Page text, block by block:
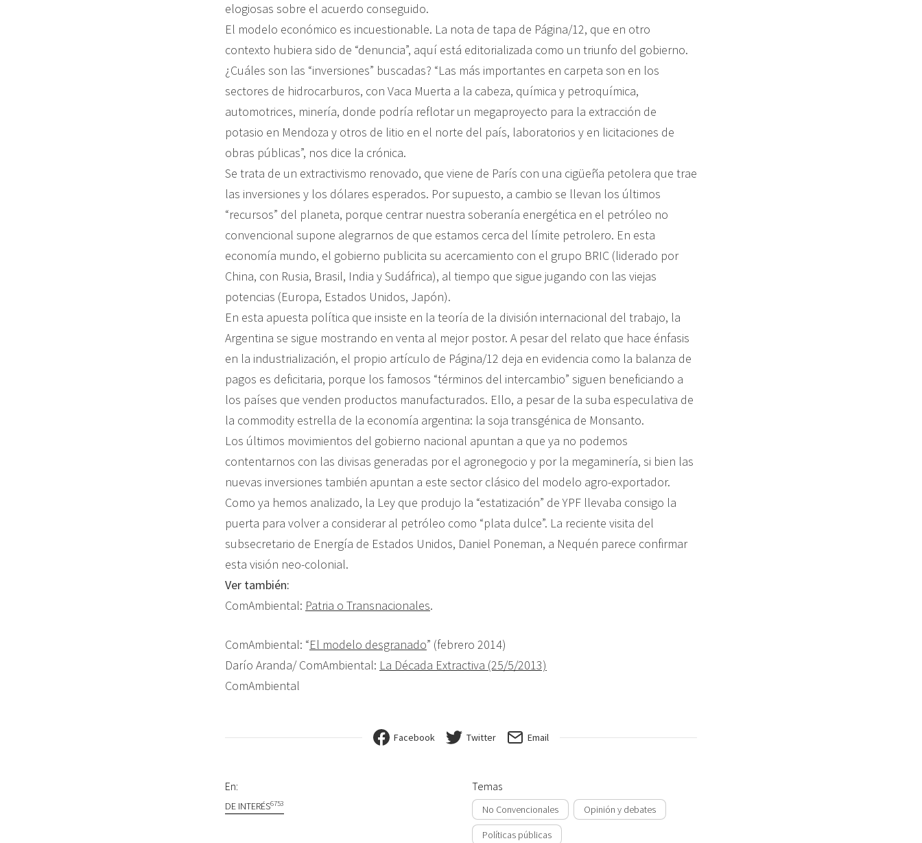
elogiosas sobre el acuerdo conseguido.
El modelo económico es incuestionable. La nota de tapa de Página/12, que en otro
contexto hubiera sido de “denuncia”, aquí está editorializada como un triunfo del gobierno.
¿Cuáles son las “inversiones” buscadas? “Las más importantes en carpeta son en los
sectores de hidrocarburos, con Vaca Muerta a la cabeza, química y petroquímica,
automotrices, minería, donde podría reflotar un megaproyecto para la extracción de
potasio en Mendoza y otros de litio en el norte del país, laboratorios y en licitaciones de
obras públicas”, nos dice la crónica.
Se trata de un extractivismo renovado, que viene de París con una cigüeña petolera que trae
las inversiones y los dólares esperados. Por supuesto, a cambio se llevan los últimos
“recursos” del planeta, porque centrar nuestra soberanía energética en el petróleo no
convencional supone alegrarnos de que estamos cerca del límite petrolero. En esta
economía mundo, el gobierno publicita su acercamiento con el grupo BRIC (liderado por
China, con Rusia, Brasil, India y Sudáfrica), al tiempo que sigue jugando con las viejas
potencias (Europa, Estados Unidos, Japón).
En esta apuesta política que insiste en la teoría de la división internacional del trabajo, la
Argentina se sigue mostrando en venta al mejor postor. A pesar del relato que hace énfasis
en la industrialización, el propio artículo de Página/12 deja en evidencia como la balanza de
pagos es deficitaria, porque los famosos “términos del intercambio” siguen beneficiando a
los países que venden productos manufacturados. Ello, a pesar de la suba especulativa de
la commodity estrella de la economía argentina: la soja transgénica de Monsanto.
Los últimos movimientos del gobierno nacional apuntan a que ya no podemos
contentarnos con las divisas generadas por el agronegocio y por la megaminería, si bien las
nuevas inversiones también apuntan a este sector clásico del modelo agro-exportador.
Como ya hemos analizado, la Ley que produjo la “estatización” de YPF llevaba consigo la
puerta para volver a considerar al petróleo como “plata dulce”. La reciente visita del
subsecretario de Energía de Estados Unidos, Daniel Poneman, a Nequén parece confirmar
esta visión neo-colonial.
Ver también:
ComAmbiental: Patria o Transnacionales.
ComAmbiental: “El modelo desgranado” (febrero 2014)
Darío Aranda/ ComAmbiental: La Década Extractiva (25/5/2013)
ComAmbiental
Facebook Twitter Email
En:
DE INTERÉS6753
Temas
No Convencionales Opinión y debates
Políticas públicas